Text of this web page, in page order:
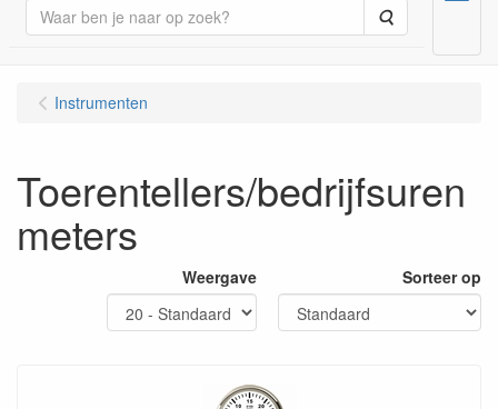
Zoeken
Instrumenten
Toerentellers/bedrijfsuren
meters
Weergave Sorteer op